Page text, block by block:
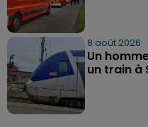
8 août 2026
Un
un train à